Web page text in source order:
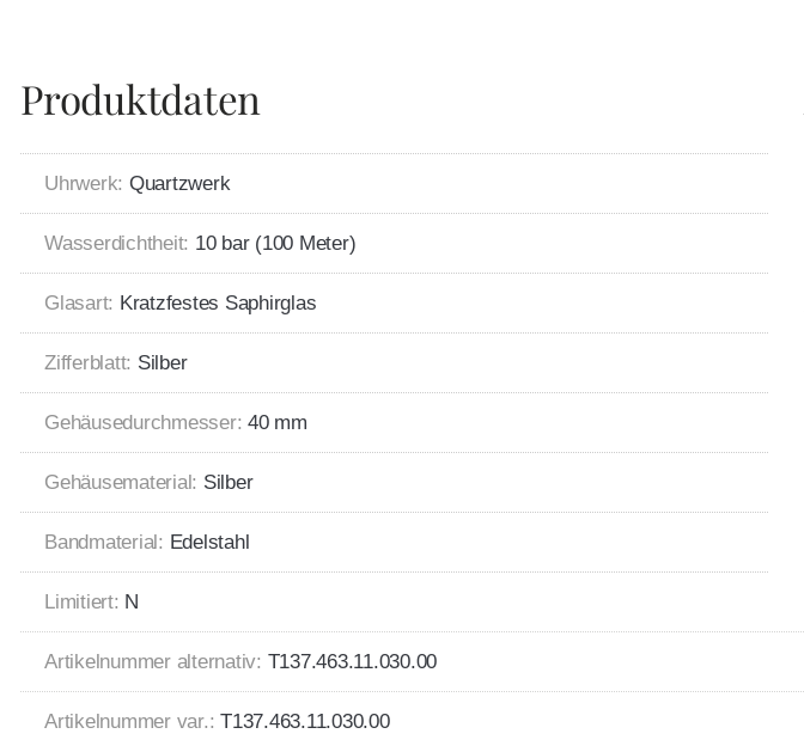
Produktdaten
Uhrwerk: Quartzwerk
Wasserdichtheit: 10 bar (100 Meter)
Glasart: Kratzfestes Saphirglas
Zifferblatt: Silber
Gehäusedurchmesser: 40 mm
Gehäusematerial: Silber
Bandmaterial: Edelstahl
Limitiert: N
Artikelnummer alternativ: T137.463.11.030.00
Artikelnummer var.: T137.463.11.030.00